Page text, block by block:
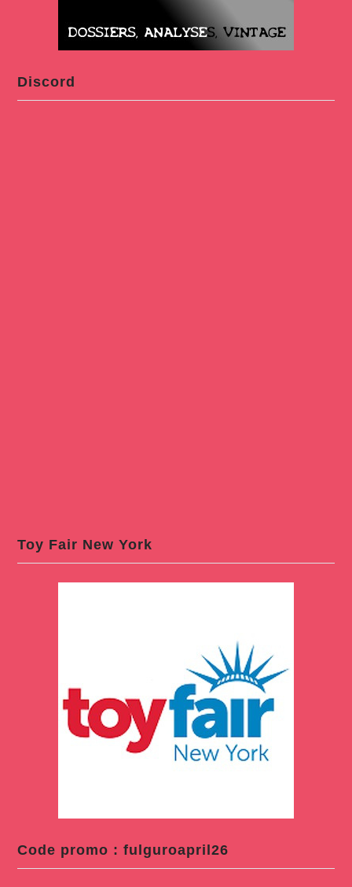
Discord
Toy Fair New York
Code promo : fulguroapril26